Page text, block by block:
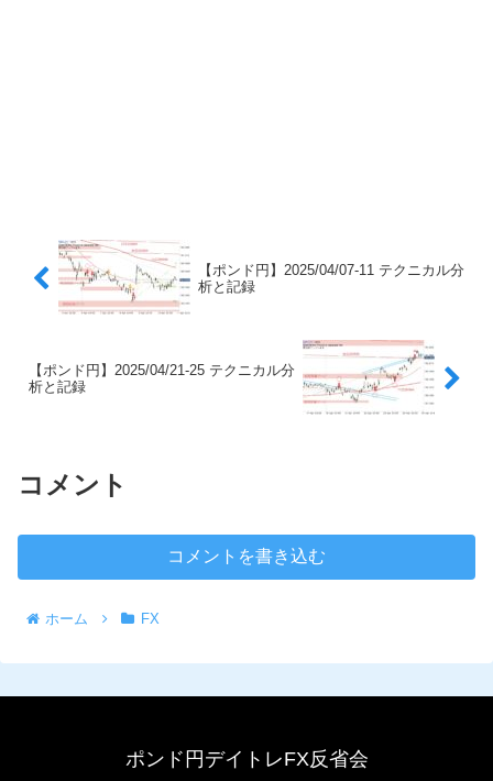
【ポンド円】2025/04/07-11 テクニカル分
析と記録
【ポンド円】2025/04/21-25 テクニカル分
析と記録
コメント
コメントを書き込む
ホーム FX
ポンド円デイトレFX反省会